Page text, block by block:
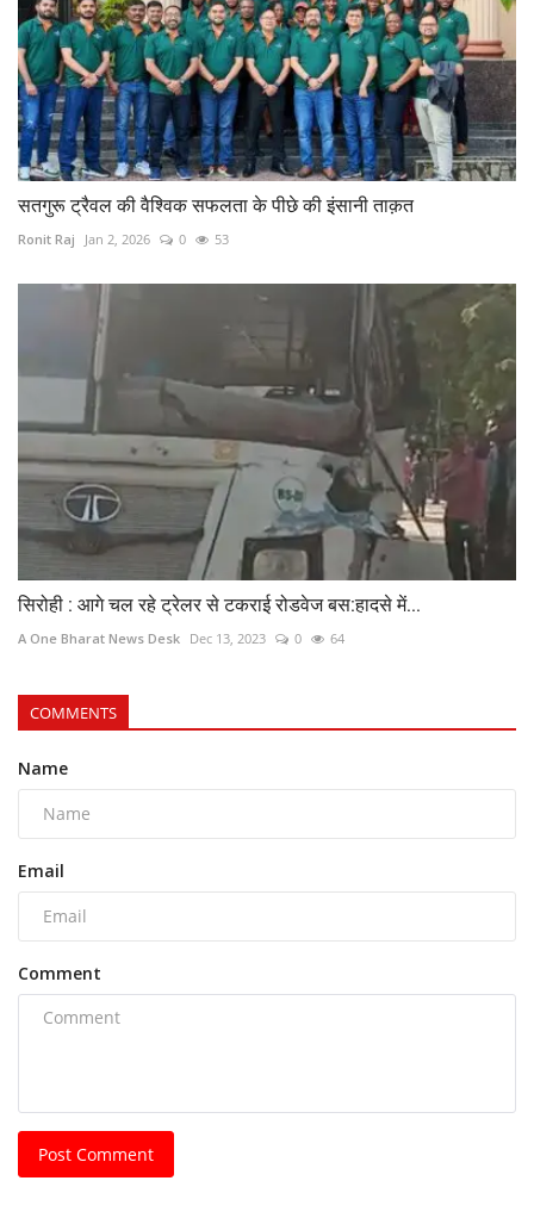
सतगुरू ट्रैवल की वैश्विक सफलता के पीछे की इंसानी ताक़त
Ronit Raj Jan 2, 2026 0 53
सिरोही : आगे चल रहे ट्रेलर से टकराई रोडवेज बस:हादसे में...
A One Bharat News Desk Dec 13, 2023 0 64
COMMENTS
Name
Email
Comment
Post Comment